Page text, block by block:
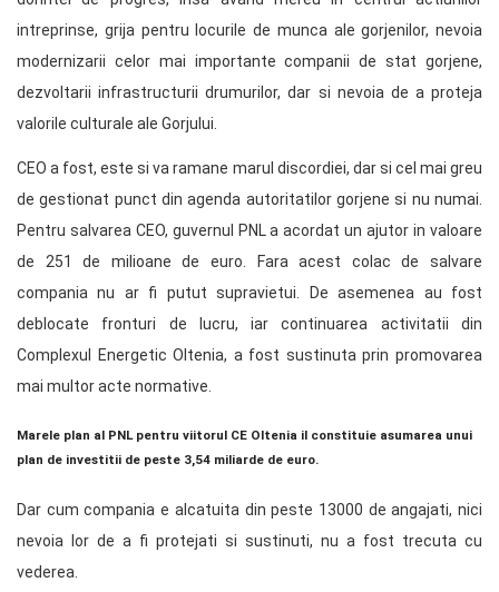
intreprinse, grija pentru locurile de munca ale gorjenilor, nevoia
modernizarii celor mai importante companii de stat gorjene,
dezvoltarii infrastructurii drumurilor, dar si nevoia de a proteja
valorile culturale ale Gorjului.
CEO a fost, este si va ramane marul discordiei, dar si cel mai greu
de gestionat punct din agenda autoritatilor gorjene si nu numai.
Pentru salvarea CEO, guvernul PNL a acordat un ajutor in valoare
de 251 de milioane de euro. Fara acest colac de salvare
compania nu ar fi putut supravietui. De asemenea au fost
deblocate fronturi de lucru, iar continuarea activitatii din
Complexul Energetic Oltenia, a fost sustinuta prin promovarea
mai multor acte normative.
Marele plan al PNL pentru viitorul CE Oltenia il constituie asumarea unui
plan de investitii de peste 3,54 miliarde de euro.
Dar cum compania e alcatuita din peste 13000 de angajati, nici
nevoia lor de a fi protejati si sustinuti, nu a fost trecuta cu
vederea.